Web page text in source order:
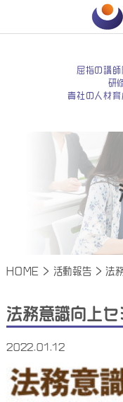
屈指の講
研
貴社の人材
HOME > 活動報告 >法
法務意識向上セ
2022.01.12